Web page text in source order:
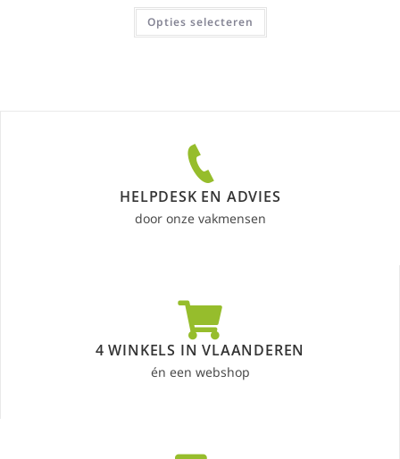
Opties selecteren
HELPDESK EN ADVIES
door onze vakmensen
4 WINKELS IN VLAANDEREN
én een webshop